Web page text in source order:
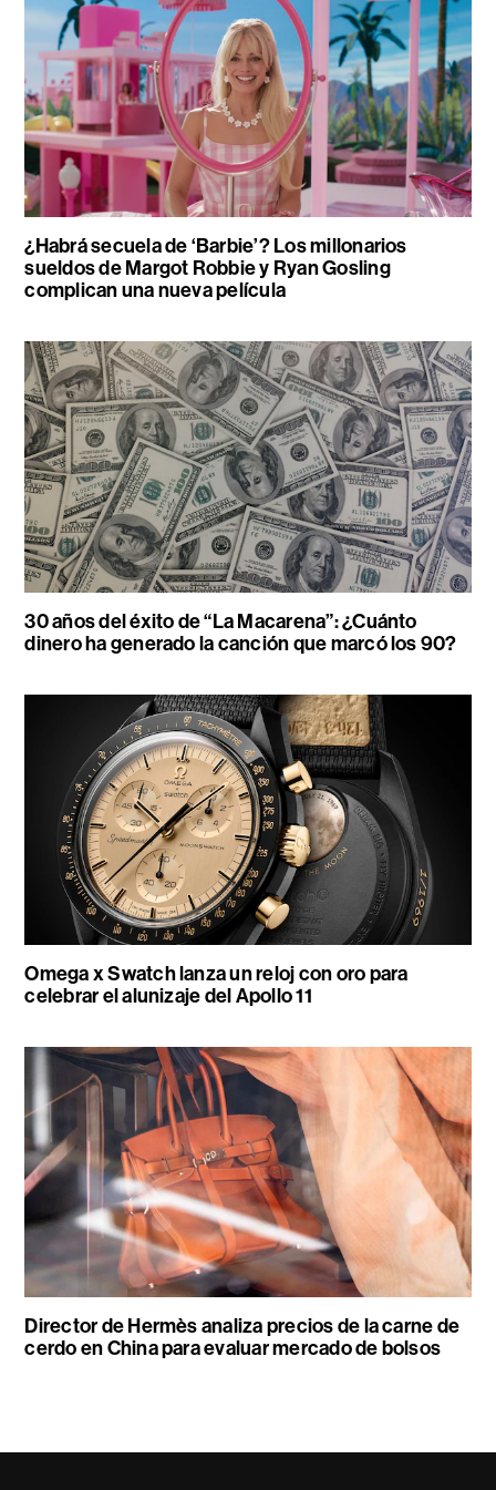
¿Habrá secuela de ‘Barbie’? Los millonarios
sueldos de Margot Robbie y Ryan Gosling
complican una nueva película
30 años del éxito de “La Macarena”: ¿Cuánto
dinero ha generado la canción que marcó los 90?
Omega x Swatch lanza un reloj con oro para
celebrar el alunizaje del Apollo 11
Director de Hermès analiza precios de la carne de
cerdo en China para evaluar mercado de bolsos